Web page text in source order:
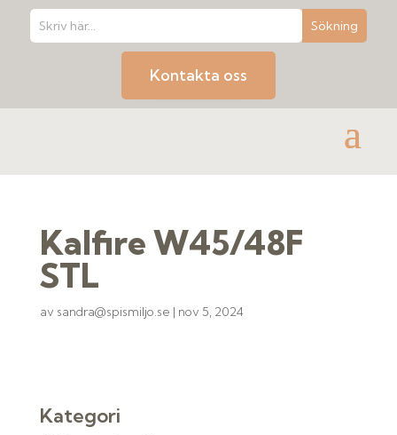
Kontakta oss
Kalfire W45/48F
STL
av sandra@spismiljo.se | nov 5, 2024
Kategori